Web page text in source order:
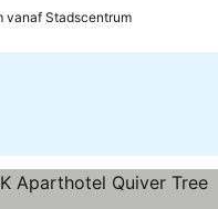
vanaf Stadscentrum